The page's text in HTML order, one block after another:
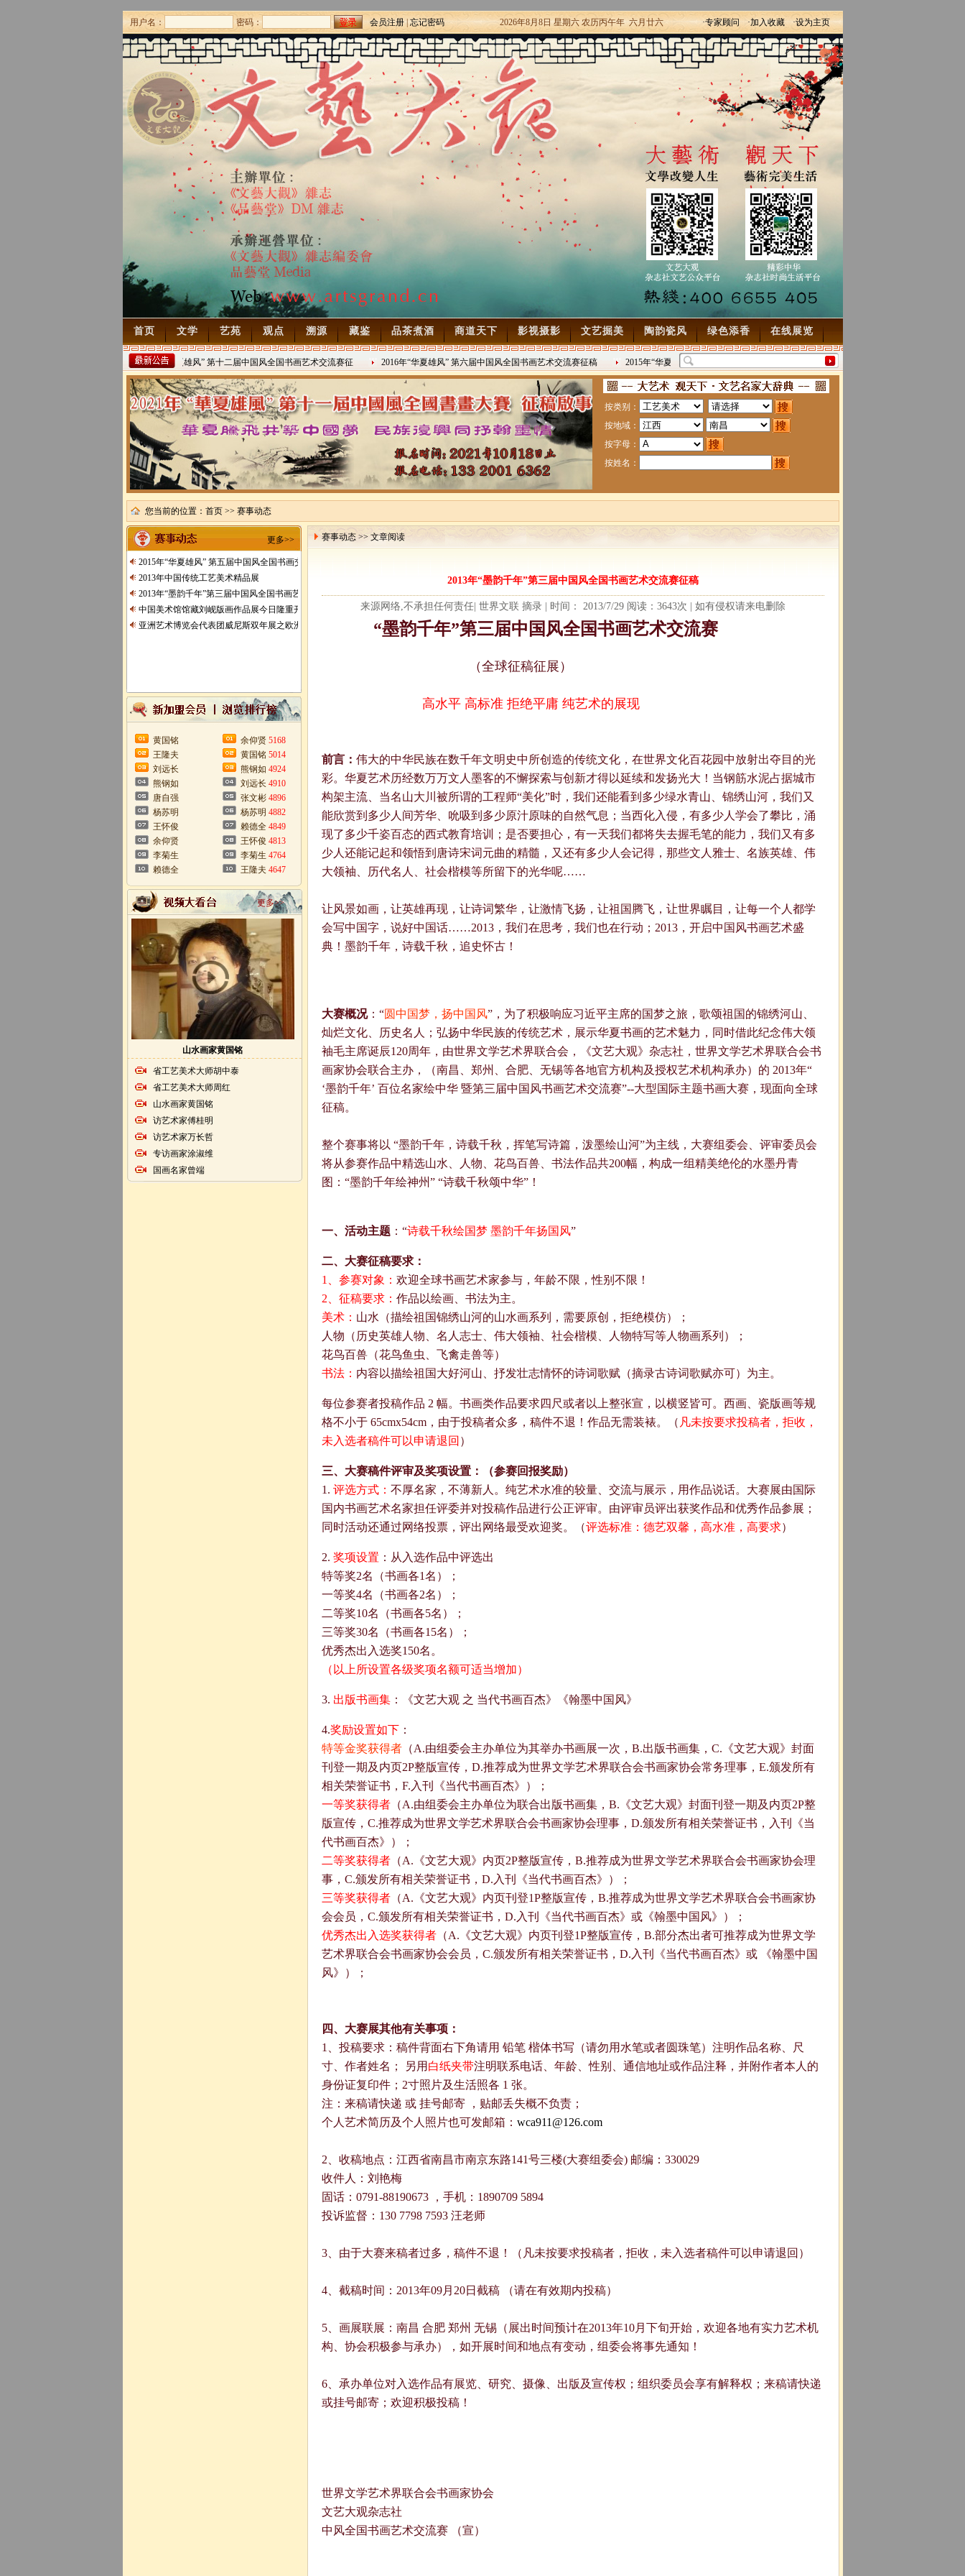
用户名： 密码： 会员注册|忘记密码 2026年8月8日 星期六 农历丙午年 六月廿六 ·专家顾问 ·加入收藏 ·设为主页
首页 文学 艺苑 观点 溯源 藏鉴 品茶煮酒 商道天下 影视摄影 文艺掘美 陶韵瓷风 绿色添香 在线展览
2022年“华夏雄风” 第十二届中国风全国书画艺术交流赛征
2021/8/15
2016年“华夏雄风” 第六届中国风全国书画艺术交流赛征稿
2016/8/27
2015年“华夏雄风” 第五届中国风全国书画交流赛暨纪念抗
日战争胜利70周年书画展7月28日起征稿2015/7/28
图”创作
按类别：
按地域：
按字母：
按姓名：
您当前的位置： 首页>> 赛事动态
更多>>
2015年“华夏雄风” 第五届中国风全国书画交流赛暨纪念抗日战争胜利70周年书画展7月28日起征稿
2013年中国传统工艺美术精品展
2013年“墨韵千年”第三届中国风全国书画艺术交流赛征稿
中国美术馆馆藏刘岘版画作品展今日隆重开展
亚洲艺术博览会代表团威尼斯双年展之欧洲行
黄国铭
王隆夫
刘远长
熊钢如
唐自强
杨苏明
王怀俊
余仰贤
李菊生
赖德全
余仰贤 5168
黄国铭 5014
熊钢如 4924
刘远长 4910
张文彬 4896
杨苏明 4882
赖德全 4849
王怀俊 4813
李菊生 4764
王隆夫 4647
更多>>
山水画家黄国铭
省工艺美术大师胡中泰
省工艺美术大师周红
山水画家黄国铭
访艺术家傅桂明
访艺术家万长哲
专访画家涂淑维
国画名家曾端
赛事动态 >> 文章阅读
2013年“墨韵千年”第三届中国风全国书画艺术交流赛征稿
来源网络,不承担任何责任| 世界文联 摘录 | 时间： 2013/7/29 阅读：3643次 | 如有侵权请来电删除
“墨韵千年”第三届中国风全国书画艺术交流赛
（全球征稿征展）
高水平 高标准 拒绝平庸 纯艺术的展现
前言： 伟大的中华民族在数千年文明史中所创造的传统文化，在世界文化百花园中放射出夺目的光
彩。华夏艺术历经数万万文人墨客的不懈探索与创新才得以延续和发扬光大！当钢筋水泥占据城市
构架主流、当名山大川被所谓的工程师“美化”时，我们还能看到多少绿水青山、锦绣山河，我们又
能欣赏到多少人间芳华、吮吸到多少原汁原味的自然气息；当西化入侵，有多少人学会了攀比，涌
现了多少千姿百态的西式教育培训；是否要担心，有一天我们都将失去握毛笔的能力，我们又有多
少人还能记起和领悟到唐诗宋词元曲的精髓，又还有多少人会记得，那些文人雅士、名族英雄、伟
大领袖、历代名人、社会楷模等所留下的光华呢……
让风景如画，让英雄再现，让诗词繁华，让激情飞扬，让祖国腾飞，让世界瞩目，让每一个人都学
会写中国字，说好中国话……2013 ，我们在思考，我们也在行动； 2013 ，开启中国风书画艺术盛
典！墨韵千年，诗载千秋，追史怀古！
大赛概况：“圆中国梦，扬中国风”，为了积极响应习近平主席的国梦之旅，歌颂祖国的锦绣河山、
灿烂文化、历史名人；弘扬中华民族的传统艺术，展示华夏书画的艺术魅力，同时借此纪念伟大领
袖毛主席诞辰120周年，由世界文学艺术界联合会，《文艺大观》杂志社，世界文学艺术界联合会书
画家协会联合主办，（南昌、郑州、合肥、无锡等各地官方机构及授权艺术机构承办）的 2013年“
‘墨韵千年’ 百位名家绘中华 暨第三届中国风书画艺术交流赛”--大型国际主题书画大赛，现面向全球
征稿。
整个赛事将以 “墨韵千年，诗载千秋，挥笔写诗篇，泼墨绘山河”为主线，大赛组委会、评审委员会
将从参赛作品中精选山水、人物、花鸟百兽、书法作品共200幅，构成一组精美绝伦的水墨丹青
图：“墨韵千年绘神州” “诗载千秋颂中华”！
一、活动主题 ：“诗载千秋绘国梦 墨韵千年扬国风”
二、大赛征稿要求：
1、参赛对象： 欢迎全球书画艺术家参与，年龄不限，性别不限！
2、征稿要求： 作品以绘画、书法为主。
美术： 山水（描绘祖国锦绣山河的山水画系列，需要原创，拒绝模仿）；
人物（历史英雄人物、名人志士、伟大领袖、社会楷模、人物特写等人物画系列）；
花鸟百兽（花鸟鱼虫、飞禽走兽等）
书法： 内容以描绘祖国大好河山、抒发壮志情怀的诗词歌赋（摘录古诗词歌赋亦可）为主。
每位参赛者投稿作品 2 幅。书画类作品要求四尺或者以上整张宣，以横竖皆可。西画、瓷版画等规
格不小于 65cmx54cm，由于投稿者众多，稿件不退！作品无需装裱。（ 凡未按要求投稿者，拒收，
未入选者稿件可以申请退回 ）
三、大赛稿件评审及奖项设置：（参赛回报奖励）
1. 评选方式： 不厚名家，不薄新人。纯艺术水准的较量、交流与展示，用作品说话。大赛展由国际
国内书画艺术名家担任评委并对投稿作品进行公正评审。由评审员评出获奖作品和优秀作品参展；
同时活动还通过网络投票，评出网络最受欢迎奖。（评选标准：德艺双馨，高水准，高要求）
2. 奖项设置 ：从入选作品中评选出
特等奖2名（书画各1名）；
一等奖4名（书画各2名）；
二等奖10名（书画各5名）；
三等奖30名（书画各15名）；
优秀杰出入选奖150名。
（以上所设置各级奖项名额可适当增加）
3. 出版书画集 ：《文艺大观 之 当代书画百杰》《翰墨中国风》
4.奖励设置如下 ：
特等金奖获得者 （A.由组委会主办单位为其举办书画展一次，B.出版书画集，C.《文艺大观》封面
刊登一期及内页2P整版宣传，D.推荐成为世界文学艺术界联合会书画家协会常务理事，E.颁发所有
相关荣誉证书，F.入刊《当代书画百杰》）；
一等奖获得者 （A.由组委会主办单位为联合出版书画集，B.《文艺大观》封面刊登一期及内页2P整
版宣传，C.推荐成为世界文学艺术界联合会书画家协会理事，D.颁发所有相关荣誉证书，入刊《当
代书画百杰》）；
二等奖获得者 （A.《文艺大观》内页2P整版宣传，B.推荐成为世界文学艺术界联合会书画家协会理
事，C.颁发所有相关荣誉证书，D.入刊《当代书画百杰》）；
三等奖获得者 （A.《文艺大观》内页刊登1P整版宣传，B.推荐成为世界文学艺术界联合会书画家协
会会员，C.颁发所有相关荣誉证书，D.入刊《当代书画百杰》或《翰墨中国风》）；
优秀杰出入选奖获得者 （A.《文艺大观》内页刊登1P整版宣传，B.部分杰出者可推荐成为世界文学
艺术界联合会书画家协会会员，C.颁发所有相关荣誉证书，D.入刊《当代书画百杰》或 《翰墨中国
风》）；
四、大赛展其他有关事项：
1、 投稿要求：稿件背面右下角请用 铅笔 楷体书写（请勿用水笔或者圆珠笔）注明作品名称、尺
寸、作者姓名； 另用 白纸夹带注明联系电话、年龄、性别、通信地址或作品注释，并附作者本人的
身份证复印件；2寸照片及生活照各 1 张。
注：来稿请快递 或 挂号邮寄 ，贴邮丢失概不负责；
个人艺术简历及个人照片也可发邮箱： wca911@126.com
2、收稿地点：江西省南昌市南京东路141号三楼(大赛组委会) 邮编：330029
收件人：刘艳梅
固话：0791-88190673 ，手机：1890709 5894
投诉监督：130 7798 7593 汪老师
3、 由于大赛来稿者过多，稿件不退！（凡未按要求投稿者，拒收，未入选者稿件可以申请退回）
4、截稿时间：2013年09月20日截稿 （请在有效期内投稿）
5、 画展联展：南昌 合肥 郑州 无锡（展出时间预计在2013年10月下旬开始，欢迎各地有实力艺术机
构、协会积极参与承办），如开展时间和地点有变动，组委会将事先通知！
6、承办单位对入选作品有展览、研究、摄像、出版及宣传权；组织委员会享有解释权；来稿请快递
或挂号邮寄；欢迎积极投稿！
世界文学艺术界联合会书画家协会
文艺大观杂志社
中风全国书画艺术交流赛 （宣）